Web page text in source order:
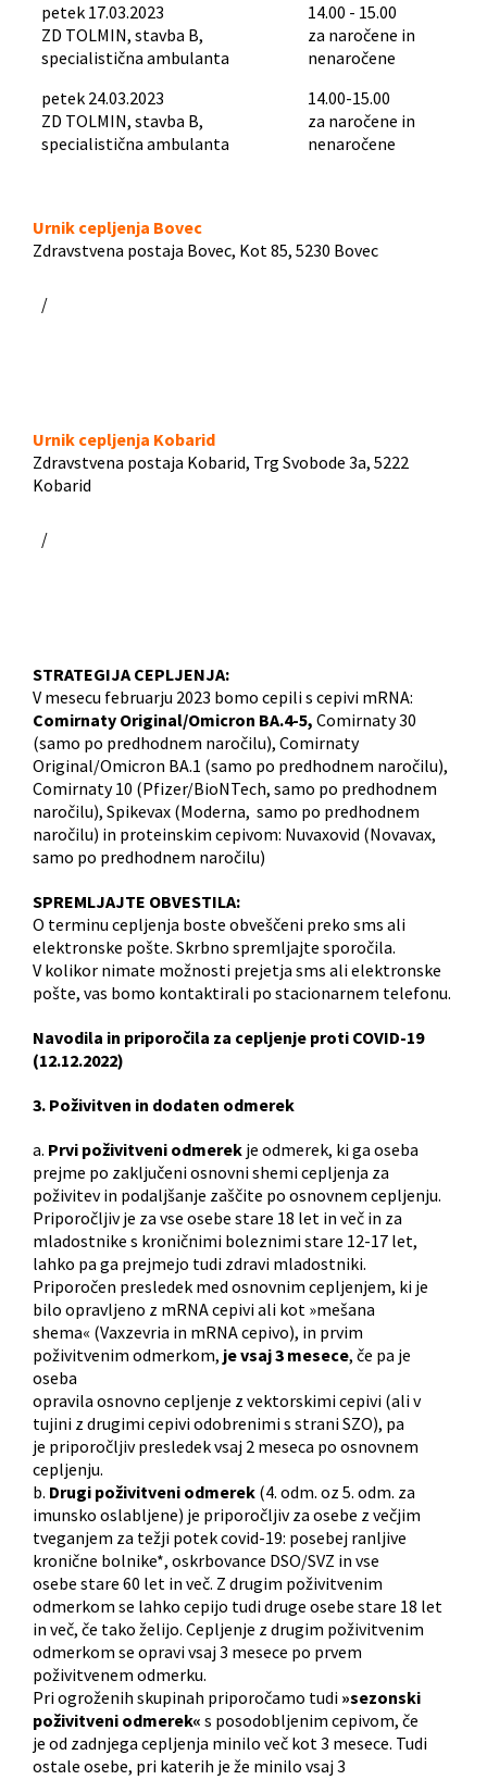
petek 17.03.2023
ZD TOLMIN, stavba B,
specialistična ambulanta
14.00 - 15.00
za naročene in
nenaročene
petek 24.03.2023
ZD TOLMIN, stavba B,
specialistična ambulanta
14.00-15.00
za naročene in
nenaročene
Urnik cepljenja Bovec
Zdravstvena postaja Bovec, Kot 85, 5230 Bovec
/
Urnik cepljenja Kobarid
Zdravstvena postaja Kobarid, Trg Svobode 3a, 5222
Kobarid
/
STRATEGIJA CEPLJENJA:
V mesecu februarju 2023 bomo cepili s cepivi mRNA:
Comirnaty Original/Omicron BA.4-5, Comirnaty 30
(samo po predhodnem naročilu), Comirnaty
Original/Omicron BA.1 (samo po predhodnem naročilu),
Comirnaty 10 (Pfizer/BioNTech, samo po predhodnem
naročilu), Spikevax (Moderna, samo po predhodnem
naročilu) in proteinskim cepivom: Nuvaxovid (Novavax,
samo po predhodnem naročilu)
SPREMLJAJTE OBVESTILA:
O terminu cepljenja boste obveščeni preko sms ali
elektronske pošte. Skrbno spremljajte sporočila.
V kolikor nimate možnosti prejetja sms ali elektronske
pošte, vas bomo kontaktirali po stacionarnem telefonu.
Navodila in priporočila za cepljenje proti COVID-19
(12.12.2022)
3. Poživitven in dodaten odmerek
a. Prvi poživitveni odmerekje odmerek, ki ga oseba
prejme po zaključeni osnovni shemi cepljenja za
poživitev in podaljšanje zaščite po osnovnem cepljenju.
Priporočljiv je za vse osebe stare 18 let in več in za
mladostnike s kroničnimi boleznimi stare 12-17 let,
lahko pa ga prejmejo tudi zdravi mladostniki.
Priporočen presledek med osnovnim cepljenjem, ki je
bilo opravljeno z mRNA cepivi ali kot »mešana
shema« (Vaxzevria in mRNA cepivo), in prvim
poživitvenim odmerkom, je vsaj 3 mesece, če pa je
oseba
opravila osnovno cepljenje z vektorskimi cepivi (ali v
tujini z drugimi cepivi odobrenimi s strani SZO), pa
je priporočljiv presledek vsaj 2 meseca po osnovnem
cepljenju.
b. Drugi poživitveni odmerek(4. odm. oz 5. odm. za
imunsko oslabljene) je priporočljiv za osebe z večjim
tveganjem za težji potek covid-19: posebej ranljive
kronične bolnike*, oskrbovance DSO/SVZ in vse
osebe stare 60 let in več. Z drugim poživitvenim
odmerkom se lahko cepijo tudi druge osebe stare 18 let
in več, če tako želijo. Cepljenje z drugim poživitvenim
odmerkom se opravi vsaj 3 mesece po prvem
poživitvenem odmerku.
Pri ogroženih skupinah priporočamo tudi »sezonski
poživitveni odmerek« s posodobljenim cepivom, če
je od zadnjega cepljenja minilo več kot 3 mesece. Tudi
ostale osebe, pri katerih je že minilo vsaj 3